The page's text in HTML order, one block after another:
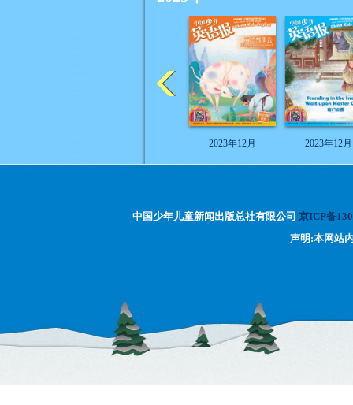
2023年12月 2023年12月
中国少年儿童新闻出版总社有限公司 京ICP备
声明:本网站